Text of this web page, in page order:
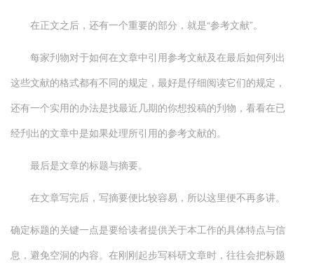
在正文之后，还有一个重要的部分，就是“参考文献”。
每家刋物对于如何在文章中引用参考文献及在最后如何列出
这些文献的格式都有不同的规定，最好是仔细阅读它们的规定，
还有一个实用的办法是找最近几期的你想投稿的刋物，看看在已
经刋出的文章中是如果处理所引用的参考文献的。
最后是文章的标题与摘要。
在文章写完后，写摘要便比较容易，所以这里便不再多讲。
确定标题的关键一点是要给读者提供关于本工作的具体特点与信
息，避免空洞的内容。在刚刚起步写科研文章时，往往会把标题